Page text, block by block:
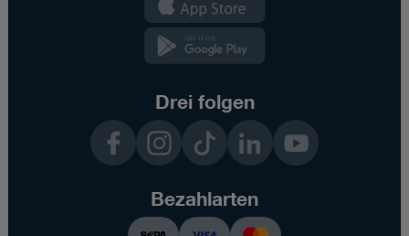
Drei folgen
InstagramTikTok LinkedIn YouTube
Bezahlarten